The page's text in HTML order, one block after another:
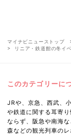
マイナビニューストップ
リニア・鉄道館の冬イ
このカテゴリーに
JRや、京急、西武、
や鉄道に関する耳寄
ならず、阪急や南海
森などの観光列車のレ